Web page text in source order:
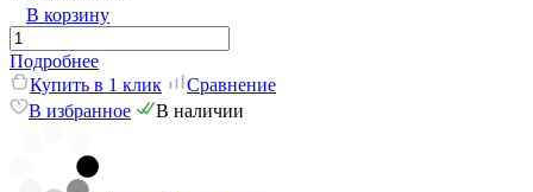
В корзину
Подробнее
Купить в 1 клик
Сравнение
В избранное
В наличии